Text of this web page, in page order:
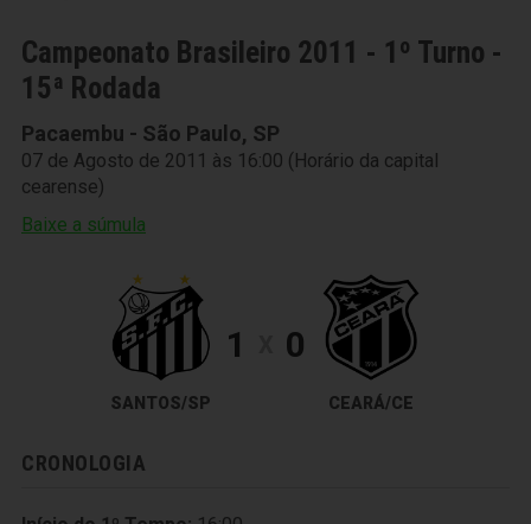
Campeonato Brasileiro 2011 - 1º Turno -
15ª Rodada
Pacaembu - São Paulo, SP
07 de Agosto de 2011 às 16:00 (Horário da capital
cearense)
Baixe a súmula
SANTOS/SP
1 0
CEARÁ/CE
CRONOLOGIA